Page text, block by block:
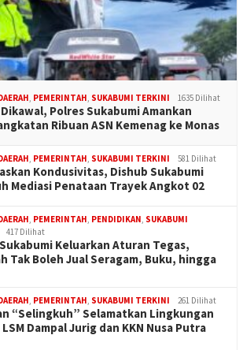
PEMERINTAH SUKABUMI TERKINI 1635 Dilihat
Dikawal, Polres Sukabumi Amankan
Ribuan ASN Kemenag ke Monas
PEMERINTAH SUKABUMI TERKINI 581 Dilihat
Kondusivitas, Dishub Sukabumi
Mediasi Penataan Trayek Angkot 02
PEMERINTAH PENDIDIKAN SUKABUMI
417 Dilihat
Keluarkan Aturan Tegas,
Tak Boleh Jual Seragam, Buku, hingga
PEMERINTAH SUKABUMI TERKINI 261 Dilihat
“Selingkuh” Selamatkan Lingkungan
Dampal Jurig dan KKN Nusa Putra